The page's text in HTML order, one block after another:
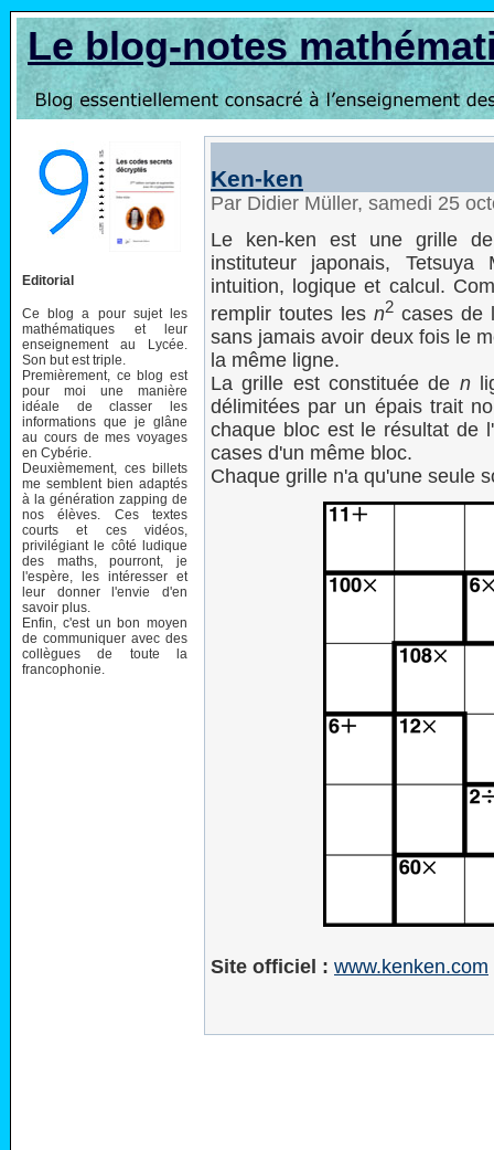
Le blog-notes
Editorial
Ce blog a pour sujet les
mathématiques et leur
enseignement au Lycée.
Son but est triple.
Premièrement, ce blog est
pour moi une manière
idéale de classer les
informations que je glâne
au cours de mes voyages
en Cybérie.
Deuxièmement, ces billets
me semblent bien adaptés
à la génération zapping de
nos élèves. Ces textes
courts et ces vidéos,
privilégiant le côté ludique
des maths, pourront, je
l'espère, les intéresser et
leur donner l'envie d'en
savoir plus.
Enfin, c'est un bon moyen
de communiquer avec des
collègues de toute la
francophonie.
Ken-ken
Par Didier Müller, samedi 25
Le ken-ken est une grille
instituteur japonais,
intuition, logique et calcul.
remplir toutes lesn2 cases de
sans jamais avoir deux fois le
la même ligne.
La grille est constituée de n
délimitées par un épais trait
chaque bloc est le résultat de
cases d'un même bloc.
Chaque grille n'a qu'une seule
Site officiel : www.kenken.com